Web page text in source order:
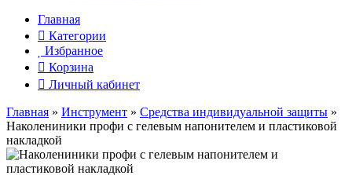
Главная
Категории
Избранное
Корзина
Личный кабинет
Главная » Инструмент » Средства индивидуальной защиты »
Наколениники профи с гелевым напонителем и пластиковой
накладкой